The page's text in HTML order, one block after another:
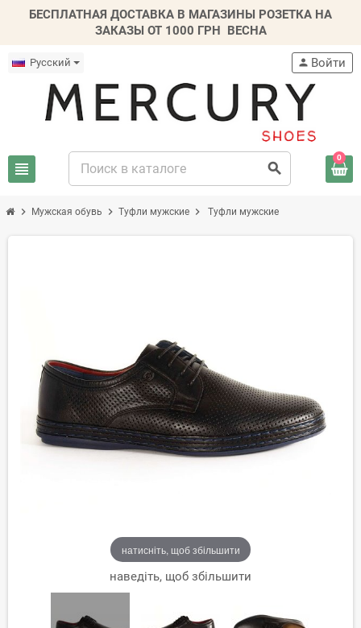
БЕСПЛАТНАЯ ДОСТАВКА В МАГАЗИНЫ РОЗЕТКА НА
ЗАКАЗЫ ОТ 1000 ГРН ВЕСНА
Русский
view_headline search
person Войти
0
chevron_right Мужская обувь chevron_right Туфли мужские chevron_right Туфли мужские
натисніть, щоб збільшити
наведіть, щоб збільшити